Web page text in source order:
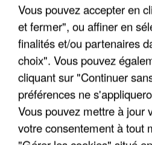
Vous pouvez accepter en
et fermer", ou affiner en
finalités et/ou partenaires
choix". Vous pouvez
cliquant sur "Continuer
préférences ne
Vous pouvez mettre à jour
votre consentement à tout